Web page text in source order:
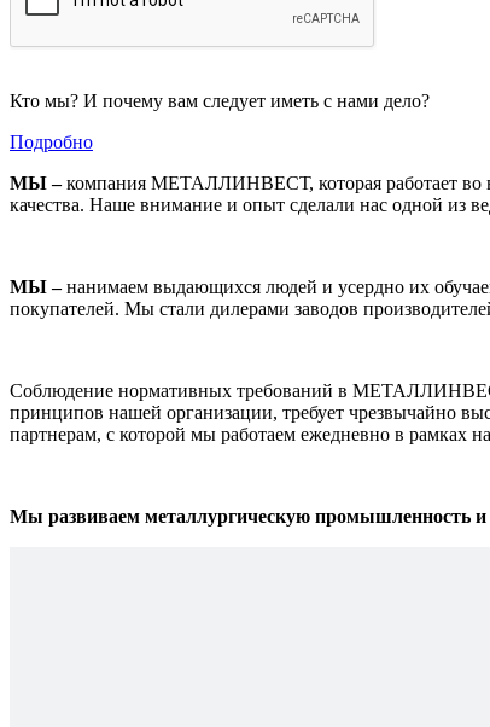
Кто мы? И почему вам следует иметь с нами дело?
Подробно
МЫ –компания МЕТАЛЛИНВЕСТ, которая работает во
качества. Наше внимание и опыт сделали нас одной из
МЫ –нанимаем выдающихся людей и усердно их
покупателей. Мы стали дилерами заводов
Соблюдение нормативных требований в
принципов нашей организации, требует чрезвычайно
партнерам, с которой мы работаем ежедневно в рамках
Мы развиваем металлургическую промышленность и